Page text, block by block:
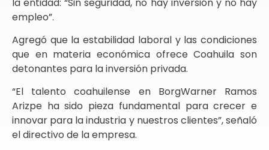
empleo”.
Agregó que la estabilidad laboral y las condiciones
que en materia económica ofrece Coahuila son
detonantes para la inversión privada.
“El talento coahuilense en BorgWarner Ramos
Arizpe ha sido pieza fundamental para crecer e
innovar para la industria y nuestros clientes”, señaló
el directivo de la empresa.